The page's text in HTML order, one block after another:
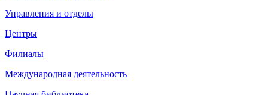
Управления и отделы
Центры
Филиалы
Международная деятельность